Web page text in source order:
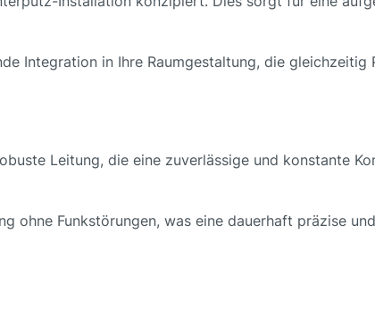
Integration in Ihre Raumgestaltung, die
Leitung, die eine zuverlässige und konstante
ohne Funkstörungen, was eine dauerhaft präzise